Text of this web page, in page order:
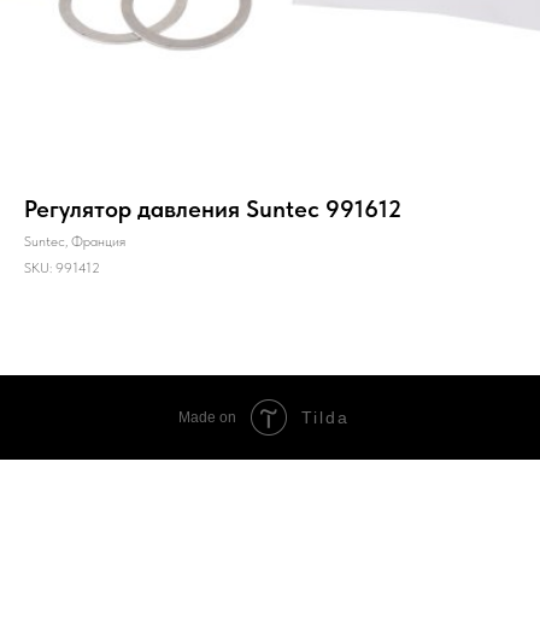
Регулятор давления Suntec 991612
Suntec, Франция
SKU: 991412
Made on Tilda